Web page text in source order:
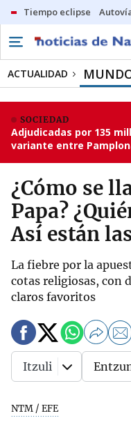
Tiempo eclipse
ACTUALIDAD
SOCIEDAD
Adjudicadas por 135
variante entre
¿Cómo se
Papa?
Así están
La fiebre por la
cotas religiosas, con
claros favoritos
NTM / EFE
Itzuli